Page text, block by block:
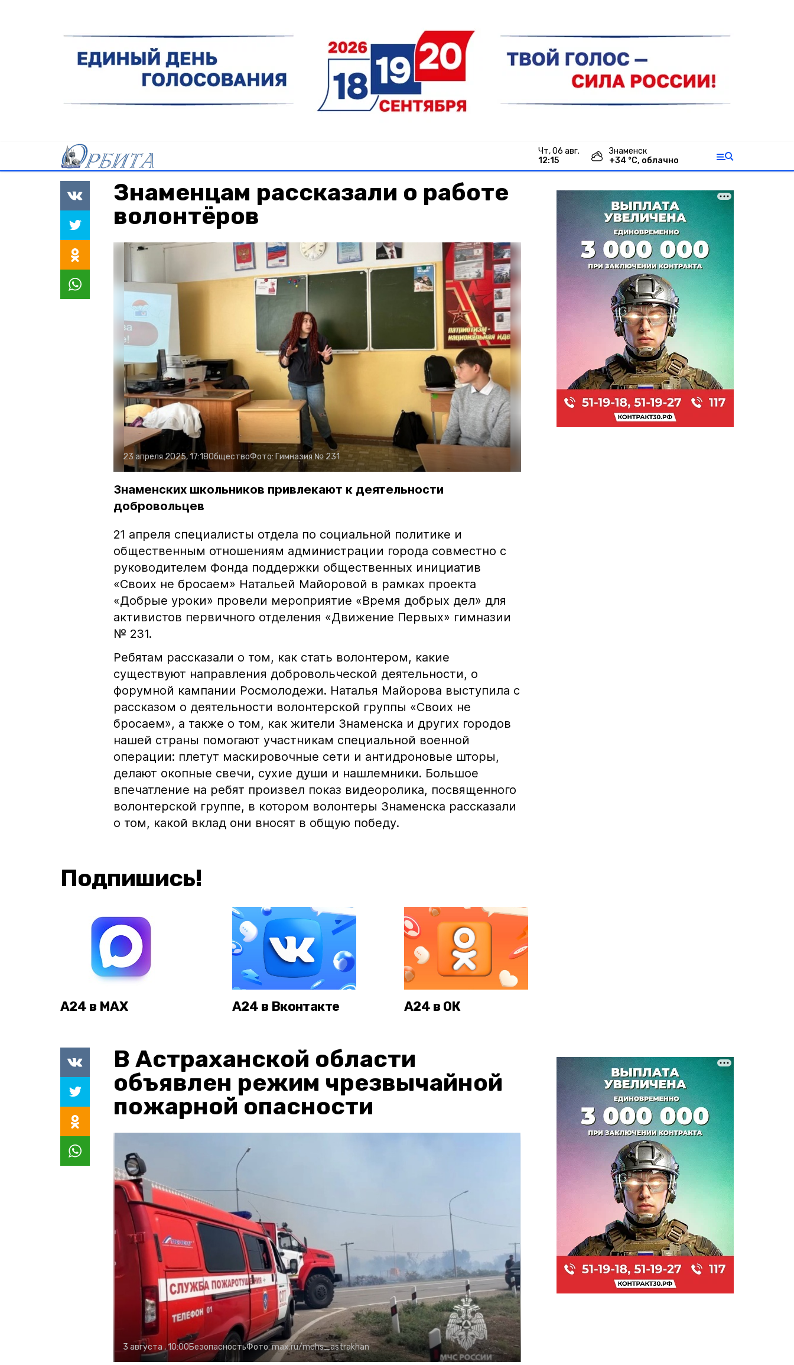
чт, 06 авг.
12:15
Знаменск
+34 °С, облачно
Знаменцам рассказали о работе
волонтёров
23 апреля 2025, 17:18ОбществоФото: Гимназия № 231
Знаменских школьников привлекают к деятельности
добровольцев
21 апреля специалисты отдела по социальной политике и
общественным отношениям администрации города совместно с
руководителем Фонда поддержки общественных инициатив
«Своих не бросаем» Натальей Майоровой в рамках проекта
«Добрые уроки» провели мероприятие «Время добрых дел» для
активистов первичного отделения «Движение Первых» гимназии
№ 231.
Ребятам рассказали о том, как стать волонтером, какие
существуют направления добровольческой деятельности, о
форумной кампании Росмолодежи. Наталья Майорова выступила с
рассказом о деятельности волонтерской группы «Своих не
бросаем», а также о том, как жители Знаменска и других городов
нашей страны помогают участникам специальной военной
операции: плетут маскировочные сети и антидроновые шторы,
делают окопные свечи, сухие души и нашлемники. Большое
впечатление на ребят произвел показ видеоролика, посвященного
волонтерской группе, в котором волонтеры Знаменска рассказали
о том, какой вклад они вносят в общую победу.
Подпишись!
А24 в MAX А24 в Вконтакте А24 в ОК
В Астраханской области
объявлен режим чрезвычайной
пожарной опасности
3 августа , 10:00БезопасностьФото:max.ru/mchs_astrakhan